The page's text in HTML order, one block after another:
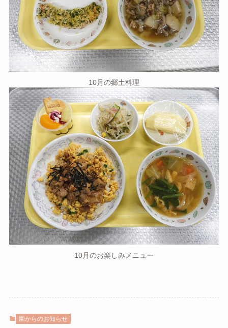
10月の郷土料理
10月のお楽しみメニュー
園からのお知らせ